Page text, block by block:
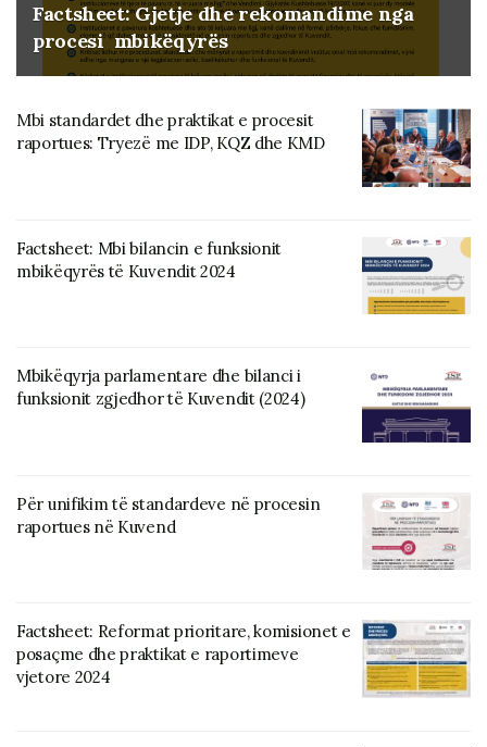
Factsheet: Gjetje dhe rekomandime nga
procesi mbikëqyrës
Mbi standardet dhe praktikat e procesit
raportues: Tryezë me IDP, KQZ dhe KMD
Factsheet: Mbi bilancin e funksionit
mbikëqyrës të Kuvendit 2024
Mbikëqyrja parlamentare dhe bilanci i
funksionit zgjedhor të Kuvendit (2024)
Për unifikim të standardeve në procesin
raportues në Kuvend
Factsheet: Reformat prioritare, komisionet e
posaçme dhe praktikat e raportimeve
vjetore 2024